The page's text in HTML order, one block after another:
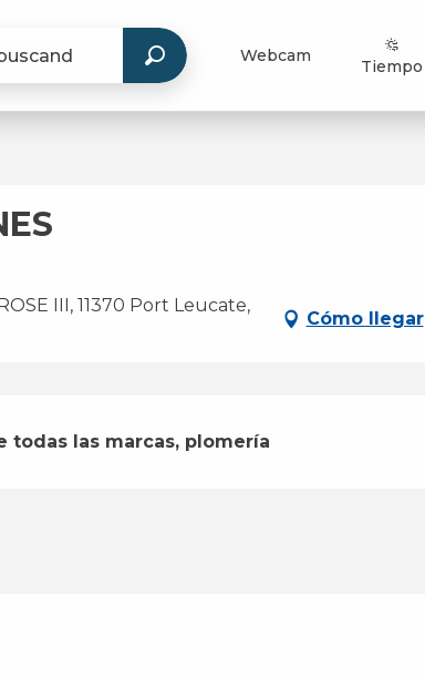
Webcam
Tiempo
III, 11370 Port Leucate,
Cómo llegar
todas las marcas, plomería